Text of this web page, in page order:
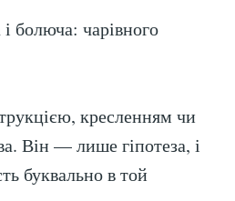
болюча: чарівного
кресленням чи
Він — лише гіпотеза, і
буквально в той